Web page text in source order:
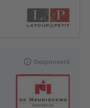
Gesponsord